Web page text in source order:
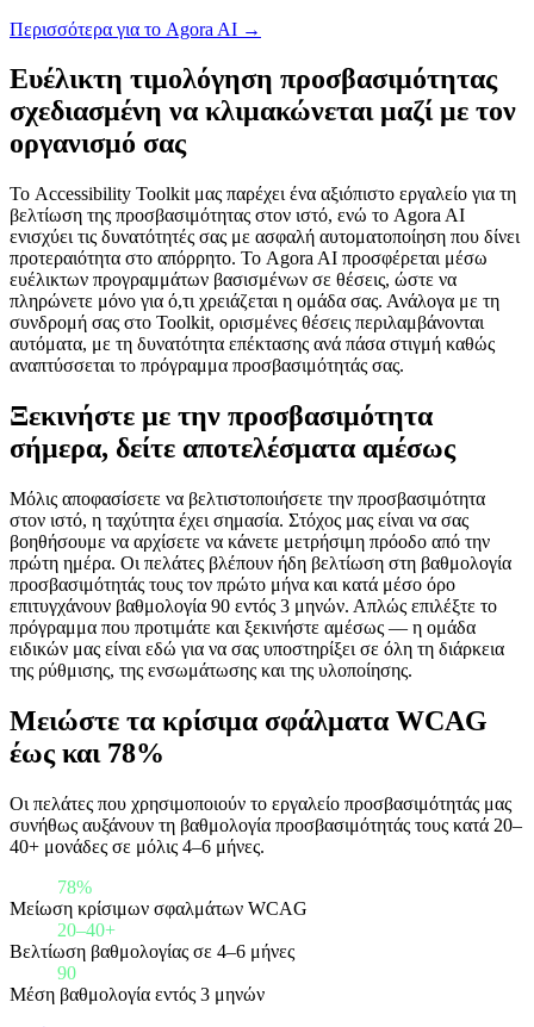
Περισσότερα για το Agora AI →
Ευέλικτη τιμολόγηση προσβασιμότητας
σχεδιασμένη να κλιμακώνεται μαζί με τον
οργανισμό σας
Το Accessibility Toolkit μας παρέχει ένα αξιόπιστο εργαλείο για τη
βελτίωση της προσβασιμότητας στον ιστό, ενώ το Agora AI
ενισχύει τις δυνατότητές σας με ασφαλή αυτοματοποίηση που δίνει
προτεραιότητα στο απόρρητο. Το Agora AI προσφέρεται μέσω
ευέλικτων προγραμμάτων βασισμένων σε θέσεις, ώστε να
πληρώνετε μόνο για ό,τι χρειάζεται η ομάδα σας. Ανάλογα με τη
συνδρομή σας στο Toolkit, ορισμένες θέσεις περιλαμβάνονται
αυτόματα, με τη δυνατότητα επέκτασης ανά πάσα στιγμή καθώς
αναπτύσσεται το πρόγραμμα προσβασιμότητάς σας.
Ξεκινήστε με την προσβασιμότητα
σήμερα, δείτε αποτελέσματα αμέσως
Μόλις αποφασίσετε να βελτιστοποιήσετε την προσβασιμότητα
στον ιστό, η ταχύτητα έχει σημασία. Στόχος μας είναι να σας
βοηθήσουμε να αρχίσετε να κάνετε μετρήσιμη πρόοδο από την
πρώτη ημέρα. Οι πελάτες βλέπουν ήδη βελτίωση στη βαθμολογία
προσβασιμότητάς τους τον πρώτο μήνα και κατά μέσο όρο
επιτυγχάνουν βαθμολογία 90 εντός 3 μηνών. Απλώς επιλέξτε το
πρόγραμμα που προτιμάτε και ξεκινήστε αμέσως — η ομάδα
ειδικών μας είναι εδώ για να σας υποστηρίξει σε όλη τη διάρκεια
της ρύθμισης, της ενσωμάτωσης και της υλοποίησης.
Μειώστε τα κρίσιμα σφάλματα WCAG
έως και 78%
Οι πελάτες που χρησιμοποιούν το εργαλείο προσβασιμότητάς μας
συνήθως αυξάνουν τη βαθμολογία προσβασιμότητάς τους κατά 20–
40+ μονάδες σε μόλις 4–6 μήνες.
78%
Μείωση κρίσιμων σφαλμάτων WCAG
20–40+
Βελτίωση βαθμολογίας σε 4–6 μήνες
90
Μέση βαθμολογία εντός 3 μηνών